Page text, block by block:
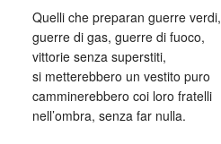
Quelli che preparan guerre verdi,
guerre di gas, guerre di fuoco,
vittorie senza superstiti,
si metterebbero un vestito puro
camminerebbero coi loro fratelli
nell’ombra, senza far nulla.